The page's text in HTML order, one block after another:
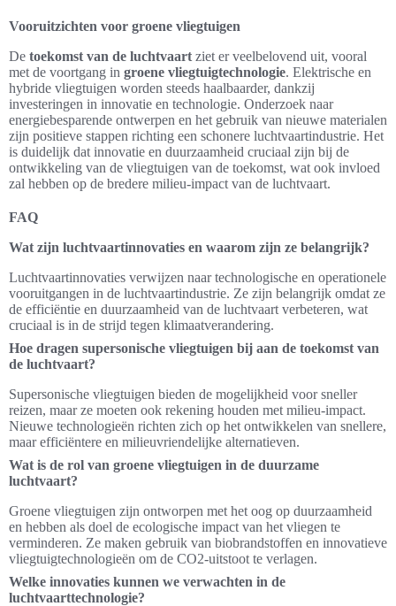
Vooruitzichten voor groene vliegtuigen
De toekomst van de luchtvaart ziet er veelbelovend uit, vooral
met de voortgang in groene vliegtuigtechnologie. Elektrische en
hybride vliegtuigen worden steeds haalbaarder, dankzij
investeringen in innovatie en technologie. Onderzoek naar
energiebesparende ontwerpen en het gebruik van nieuwe materialen
zijn positieve stappen richting een schonere luchtvaartindustrie. Het
is duidelijk dat innovatie en duurzaamheid cruciaal zijn bij de
ontwikkeling van de vliegtuigen van de toekomst, wat ook invloed
zal hebben op de bredere milieu-impact van de luchtvaart.
FAQ
Wat zijn luchtvaartinnovaties en waarom zijn ze belangrijk?
Luchtvaartinnovaties verwijzen naar technologische en operationele
vooruitgangen in de luchtvaartindustrie. Ze zijn belangrijk omdat ze
de efficiëntie en duurzaamheid van de luchtvaart verbeteren, wat
cruciaal is in de strijd tegen klimaatverandering.
Hoe dragen supersonische vliegtuigen bij aan de toekomst van
de luchtvaart?
Supersonische vliegtuigen bieden de mogelijkheid voor sneller
reizen, maar ze moeten ook rekening houden met milieu-impact.
Nieuwe technologieën richten zich op het ontwikkelen van snellere,
maar efficiëntere en milieuvriendelijke alternatieven.
Wat is de rol van groene vliegtuigen in de duurzame
luchtvaart?
Groene vliegtuigen zijn ontworpen met het oog op duurzaamheid
en hebben als doel de ecologische impact van het vliegen te
verminderen. Ze maken gebruik van biobrandstoffen en innovatieve
vliegtuigtechnologieën om de CO2-uitstoot te verlagen.
Welke innovaties kunnen we verwachten in de
luchtvaarttechnologie?